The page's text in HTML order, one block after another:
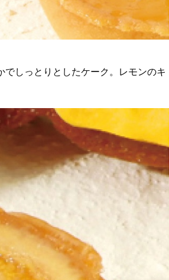
でしっとりとしたケーク。レモンのキ